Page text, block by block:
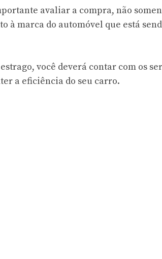
avaliar a compra, não
à marca do automóvel que está
você deverá contar com os
a eficiência do seu carro.